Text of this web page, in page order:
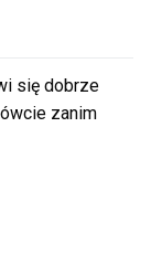
się dobrze
zanim